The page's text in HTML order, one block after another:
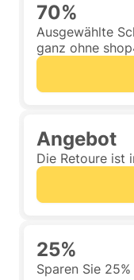
70%
Ausgewählte
ganz ohne
Angebot
Die Retoure ist
25%
Sparen Sie